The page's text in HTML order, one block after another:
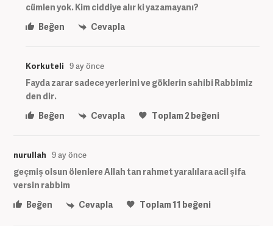
cümlen yok. Kim ciddiye alır ki yazamayanı?
Beğen
Cevapla
Korkuteli 9 ay önce
Fayda zarar sadece yerlerini ve göklerin sahibi Rabbimiz
den dir.
Beğen
Cevapla Toplam2beğeni
nurullah 9 ay önce
geçmiş olsun ölenlere Allah tan rahmet yaralılara acil şifa
versin rabbim
Beğen
Cevapla Toplam11 beğeni